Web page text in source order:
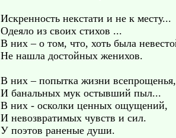
Искренность некстати и не к месту...
Одеяло из своих стихов ...
В них – о том, что, хоть была
Не нашла достойных женихов.
В них – попытка жизни всепрощенья,
И банальных мук остывший пыл...
В них - осколки ценных ощущений,
И невозвратимых чувств и сил.
У поэтов раненые души.